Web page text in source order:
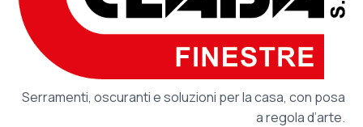
Serramenti, oscuranti e soluzioni per la casa, con posa
a regola d’arte.